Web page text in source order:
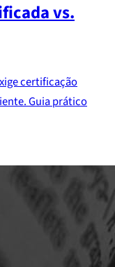
vs.
certificação
Guia prático